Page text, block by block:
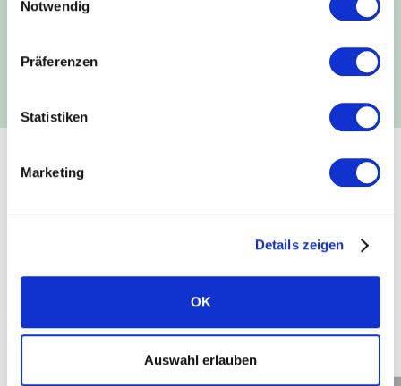
Notwendig
Präferenzen
Statistiken
Marketing
Details zeigen
OK
Auswahl erlauben
vision pack 1.0.
Esplora SOLARWATT vision
Sfrutta il potenziale del nuovo sistema completo
solare, e per la mobilità elettrica.